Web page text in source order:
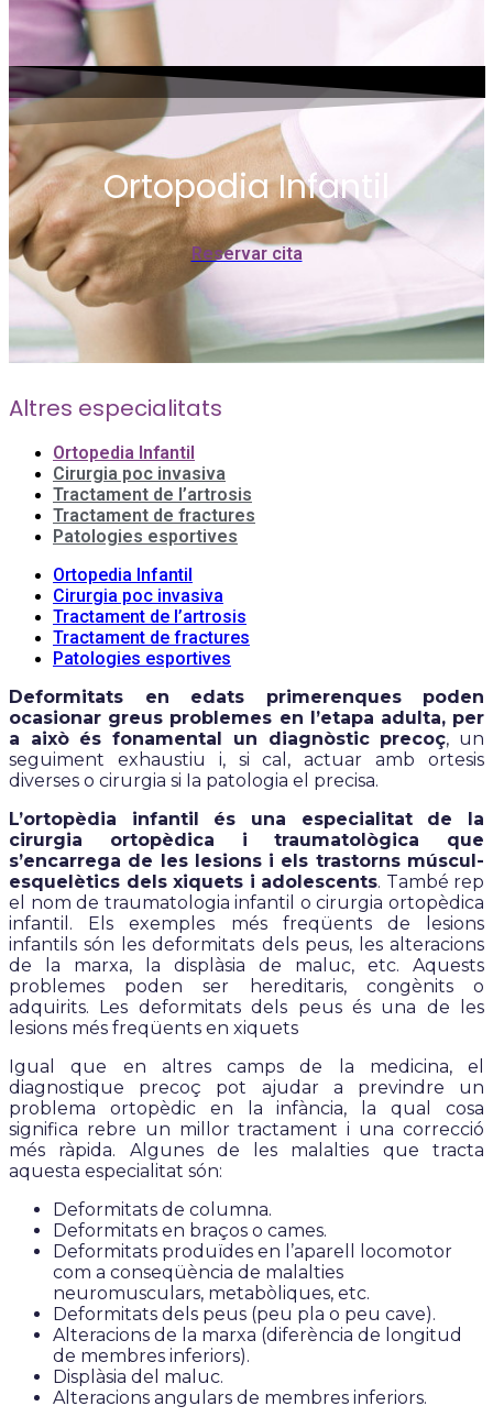
Ortopodia Infantil
Reservar cita
Altres especialitats
Ortopedia Infantil
Cirurgia poc invasiva
Tractament de l’artrosis
Tractament de fractures
Patologies esportives
Ortopedia Infantil
Cirurgia poc invasiva
Tractament de l’artrosis
Tractament de fractures
Patologies esportives
Deformitats en edats primerenques poden
ocasionar greus problemes en l’etapa adulta, per
a això és fonamental un diagnòstic precoç, un
seguiment exhaustiu i, si cal, actuar amb ortesis
diverses o cirurgia si Ia patologia el precisa.
L’ortopèdia infantil és una especialitat de la
cirurgia ortopèdica i traumatològica que
s’encarrega de les lesions i els trastorns múscul-
esquelètics dels xiquets i adolescents. També rep
el nom de traumatologia infantil o cirurgia ortopèdica
infantil. Els exemples més freqüents de lesions
infantils són les deformitats dels peus, les alteracions
de la marxa, la displàsia de maluc, etc. Aquests
problemes poden ser hereditaris, congènits o
adquirits. Les deformitats dels peus és una de les
lesions més freqüents en xiquets
Igual que en altres camps de la medicina, el
diagnostique precoç pot ajudar a previndre un
problema ortopèdic en la infància, la qual cosa
significa rebre un millor tractament i una correcció
més ràpida. Algunes de les malalties que tracta
aquesta especialitat són:
Deformitats de columna.
Deformitats en braços o cames.
Deformitats produïdes en l’aparell locomotor
com a conseqüència de malalties
neuromusculars, metabòliques, etc.
Deformitats dels peus (peu pla o peu cave).
Alteracions de la marxa (diferència de longitud
de membres inferiors).
Displàsia del maluc.
Alteracions angulars de membres inferiors.